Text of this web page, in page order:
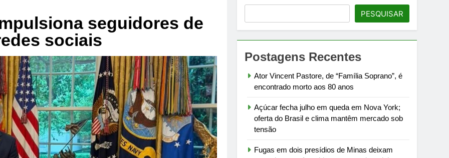
Siqueira Campos entrega revitalização da Avenida Siqueira Campos à meia-noite de 1º de agosto
classifica Cuba como ameaça primária em relatório do Departamento de Estado
julho: os 10 filmes mais comentados do mês
seguidores de
sociais
PESQUISAR
Postagens Recentes
Ator Vincent Pastore, de “Família Soprano”, é
encontrado morto aos 80 anos
Açúcar fecha julho em queda em Nova York;
oferta do Brasil e clima mantêm mercado sob
tensão
Fugas em dois presídios de Minas deixam